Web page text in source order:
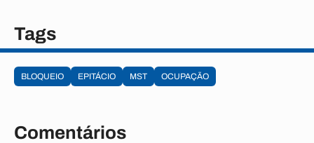
Tags
BLOQUEIO EPITÁCIO MST OCUPAÇÃO
Comentários